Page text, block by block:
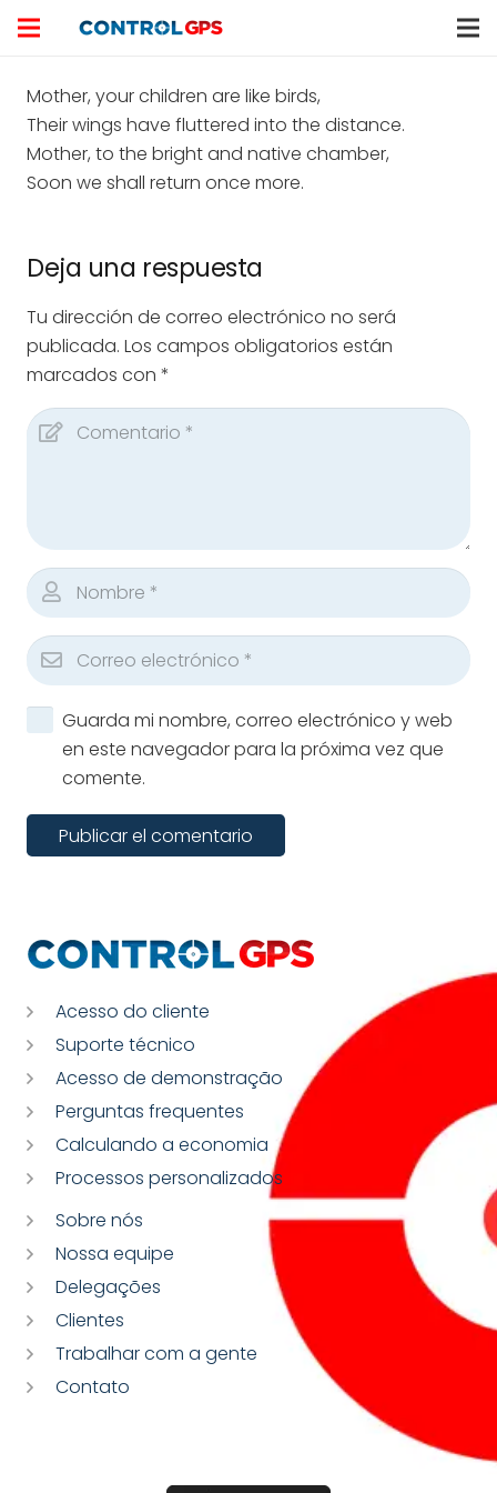
Mother, your children are like birds,
Their wings have fluttered into the distance.
Mother, to the bright and native chamber,
Soon we shall return once more.
Deja una respuesta
Tu dirección de correo electrónico no será
publicada. Los campos obligatorios están
marcados con *
Guarda mi nombre, correo electrónico y web
en este navegador para la próxima vez que
comente.
Publicar el comentario
Acesso do cliente
Suporte técnico
Acesso de demonstração
Perguntas frequentes
Calculando a economia
Processos personalizados
Sobre nós
Nossa equipe
Delegações
Clientes
Trabalhar com a gente
Contato